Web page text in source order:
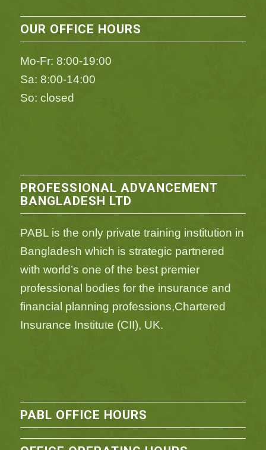
OUR OFFICE HOURS
Mo-Fr: 8:00-19:00
Sa: 8:00-14:00
So: closed
PROFESSIONAL ADVANCEMENT
BANGLADESH LTD
PABL is the only private training institution in
Bangladesh which is strategic partnered
with world’s one of the best premier
professional bodies for the insurance and
financial planning professions,Chartered
Insurance Institute (CII), UK.
PABL OFFICE HOURS